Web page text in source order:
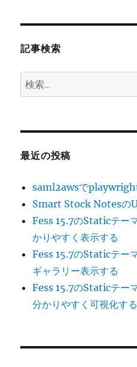
ン
記事検索
検
索:
最近の投稿
saml2awsで
Smart Stock Notesの
Fess 15.7のStaticテー
かりやすく表示する
Fess 15.7のStaticテー
ギャラリー表示する
Fess 15.7のStaticテー
分かりやすく可視化する